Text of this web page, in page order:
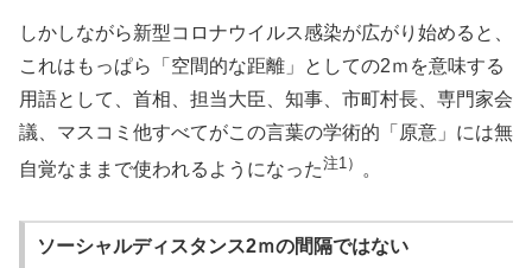
しかしながら新型コロナウイルス感染が広がり始めると、
これはもっぱら「空間的な距離」としての2ｍを意味する
用語として、首相、担当大臣、知事、市町村長、専門家会
議、マスコミ他すべてがこの言葉の学術的「原意」には無
自覚なままで使われるようになった注1） 。
ソーシャルディスタンス2ｍの間隔ではない